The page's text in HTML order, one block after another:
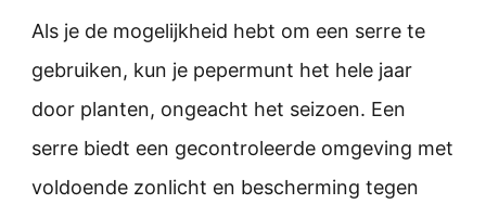
Als je de mogelijkheid hebt om een serre te
gebruiken, kun je pepermunt het hele jaar
door planten, ongeacht het seizoen. Een
serre biedt een gecontroleerde omgeving met
voldoende zonlicht en bescherming tegen